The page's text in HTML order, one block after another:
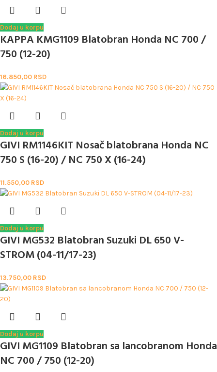
Dodaj u korpu
KAPPA KMG1109 Blatobran Honda NC 700 /
750 (12-20)
16.850,00 RSD
Dodaj u korpu
GIVI RM1146KIT Nosač blatobrana Honda NC
750 S (16-20) / NC 750 X (16-24)
11.550,00 RSD
Dodaj u korpu
GIVI MG532 Blatobran Suzuki DL 650 V-
STROM (04-11/17-23)
13.750,00 RSD
Dodaj u korpu
GIVI MG1109 Blatobran sa lancobranom Honda
NC 700 / 750 (12-20)